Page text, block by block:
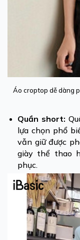
Áo croptop dễ dàng
Quần short:
lựa chọn phổ
vẫn giữ được
giày thể thao
phục.